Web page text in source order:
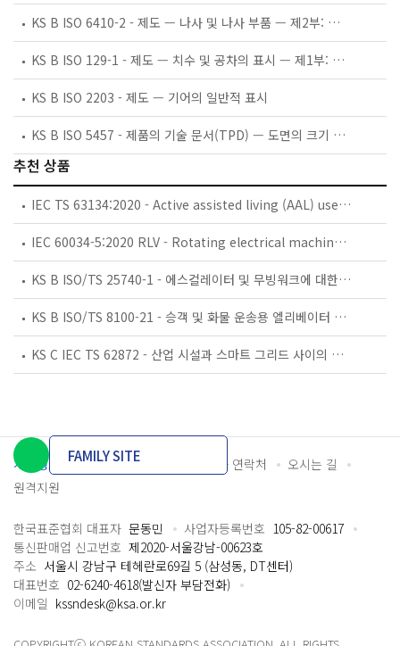
KS B ISO 6410-2 - 제도 — 나사 및 나사 부품 — 제2부: 나사 인서트
KS B ISO 129-1 - 제도 — 치수 및 공차의 표시 — 제1부: 일반 원칙
KS B ISO 2203 - 제도 — 기어의 일반적 표시
KS B ISO 5457 - 제품의 기술 문서(TPD) — 도면의 크기 및 양식
추천 상품
IEC TS 63134:2020 - Active assisted living (AAL) use cases
IEC 60034-5:2020 RLV - Rotating electrical machines - Part 5: Degrees of protection provided by the integral design of rotating electrical machines (IP code) - Classification
KS B ISO/TS 25740-1 - 에스컬레이터 및 무빙워크에 대한 안전요건 — 제1부: 세계공통 필수 안전요건(GESRs)
KS B ISO/TS 8100-21 - 승객 및 화물 운송용 엘리베이터 —제21부: 세계공통 필수안전요건(GESRs)을 충족하는 세계공통 안전 파라미터(GSPs)
KS C IEC TS 62872 - 산업 시설과 스마트 그리드 사이의 산업 공정 측정, 제어 및 자동화 시스템 인터페이스
개인정보처리방침 이용약관 담당자 연락처
오시는 길
원격지원
FAMILY SITE
한국표준협회 대표자 문동민 사업자등록번호 105-82-00617
통신판매업 신고번호 제2020-서울강남-00623호
주소 서울시 강남구 테헤란로69길 5 (삼성동, DT센터)
대표번호 02-6240-4618(발신자 부담전화)
이메일 kssndesk@ksa.or.kr